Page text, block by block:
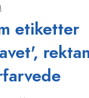
Opbevaringsbeholdere
Beholdere til kosmetik
WECK-
Flasker
etiketter